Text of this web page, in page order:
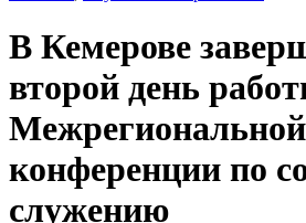
В Кемерове
второй день
Межрегиональной
конференции по
служению